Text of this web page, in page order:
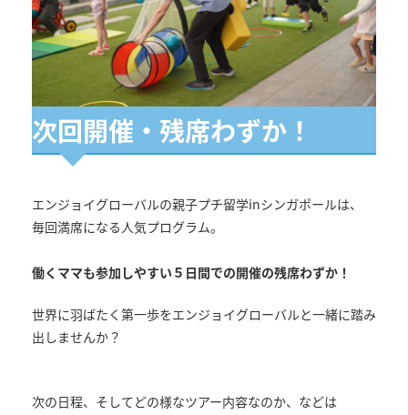
次回開催・残席わずか！
エンジョイグローバルの親子プチ留学inシンガポールは、
毎回満席になる人気プログラム。
働くママも参加しやすい５日間での開催の残席わずか！
世界に羽ばたく第一歩をエンジョイグローバルと一緒に踏み
出しませんか？
次の日程、そしてどの様なツアー内容なのか、などは